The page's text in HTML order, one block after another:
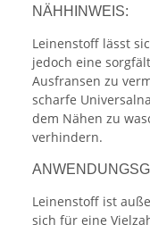
NÄHHINWEIS:
Leinenstoff lässt
jedoch eine
Ausfransen zu
scharfe
dem Nähen zu
verhindern.
Leinenstoff ist
sich für eine